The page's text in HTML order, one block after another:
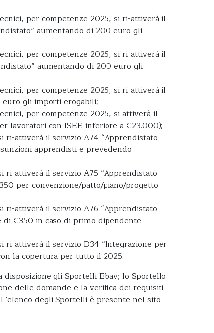
per competenze 2025, si ri-attiverà il
aumentando di 200 euro gli
per competenze 2025, si ri-attiverà il
aumentando di 200 euro gli
per competenze 2025, si ri-attiverà il
euro gli importi erogabili;
per competenze 2025, si attiverà il
lavoratori con ISEE inferiore a €23.000);
ri-attiverà il servizio A74 “Apprendistato
apprendisti e prevedendo
attiverà il servizio A75 “Apprendistato
per convenzione/patto/piano/progetto
attiverà il servizio A76 “Apprendistato
di €350 in caso di primo dipendente
attiverà il servizio D34 “Integrazione per
la copertura per tutto il 2025.
gli Sportelli Ebav; lo Sportello
delle domande e la verifica dei requisiti
degli Sportelli è presente nel sito